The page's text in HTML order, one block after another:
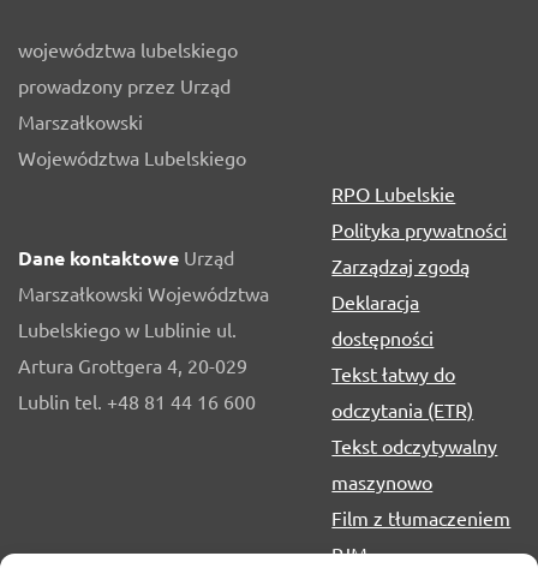
województwa lubelskiego
prowadzony przez Urząd
Marszałkowski
Województwa Lubelskiego
Dane kontaktowe Urząd
Marszałkowski Województwa
Lubelskiego w Lublinie ul.
Artura Grottgera 4, 20-029
Lublin tel. +48 81 44 16 600
RPO Lubelskie
Polityka prywatności
Zarządzaj zgodą
Deklaracja
dostępności
Tekst łatwy do
odczytania (ETR)
Tekst odczytywalny
maszynowo
Film z tłumaczeniem
PJM